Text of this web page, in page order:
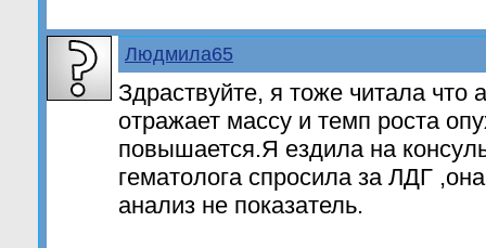
Людмила65
Здраствуйте, я тоже читала что
отражает массу и темп роста
повышается.Я ездила на
гематолога спросила за ЛДГ
анализ не показатель.